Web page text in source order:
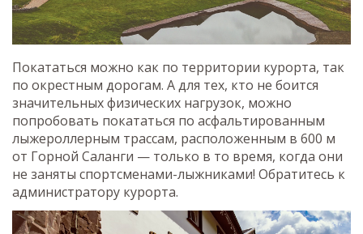
Покататься можно как по территории курорта, так
по окрестным дорогам. А для тех, кто не боится
значительных физических нагрузок, можно
попробовать покататься по асфальтированным
лыжероллерным трассам, расположенным в 600 м
от Горной Саланги — только в то время, когда они
не заняты спортсменами-лыжниками! Обратитесь к
администратору курорта.